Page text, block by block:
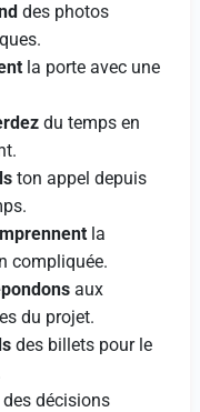
des photos
la porte avec une
du temps en
ton appel depuis
la
compliquée.
aux
du projet.
des billets pour le
des décisions